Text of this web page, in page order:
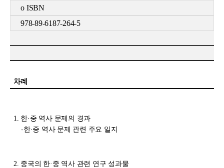
o ISBN
978-89-6187-264-5
차례
1. 한· 중 역사 문제의 경과
-한·중 역사 문제 관련 주요 일지
2. 중국의 한· 중 역사 관련 연구 성과물